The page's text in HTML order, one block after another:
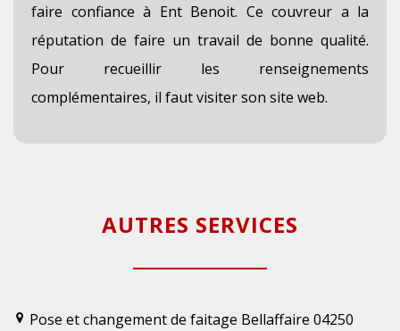
faire confiance à Ent Benoit. Ce couvreur a la
réputation de faire un travail de bonne qualité.
Pour recueillir les renseignements
complémentaires, il faut visiter son site web.
AUTRES SERVICES
Pose et changement de faitage Bellaffaire 04250